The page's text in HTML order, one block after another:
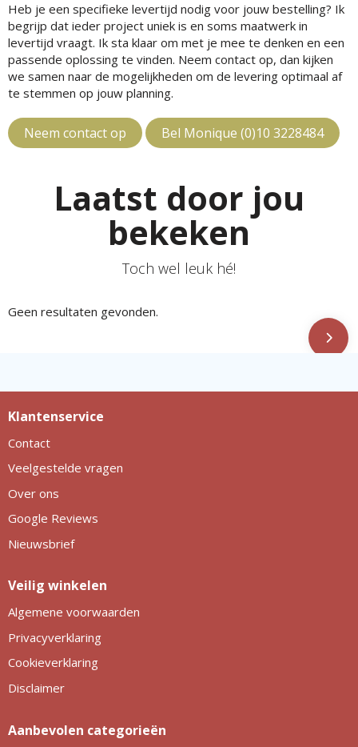
Heb je een specifieke levertijd nodig voor jouw bestelling? Ik
begrijp dat ieder project uniek is en soms maatwerk in
levertijd vraagt. Ik sta klaar om met je mee te denken en een
passende oplossing te vinden. Neem contact op, dan kijken
we samen naar de mogelijkheden om de levering optimaal af
te stemmen op jouw planning.
Neem contact op Bel Monique (0)10 3228484
Laatst door jou
bekeken
Toch wel leuk hé!
Geen resultaten gevonden.
Klantenservice
Contact
Veelgestelde vragen
Over ons
Google Reviews
Nieuwsbrief
Veilig winkelen
Algemene voorwaarden
Privacyverklaring
Cookieverklaring
Disclaimer
Aanbevolen categorieën